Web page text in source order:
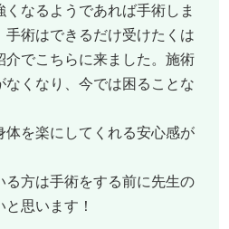
くなるようであれば手術しま
手術はできるだけ受けたくは
介でこちらに来ました。施術
なくなり、今では困ることな
体を楽にしてくれる安心感が
る方は手術をする前に先生の
思います！